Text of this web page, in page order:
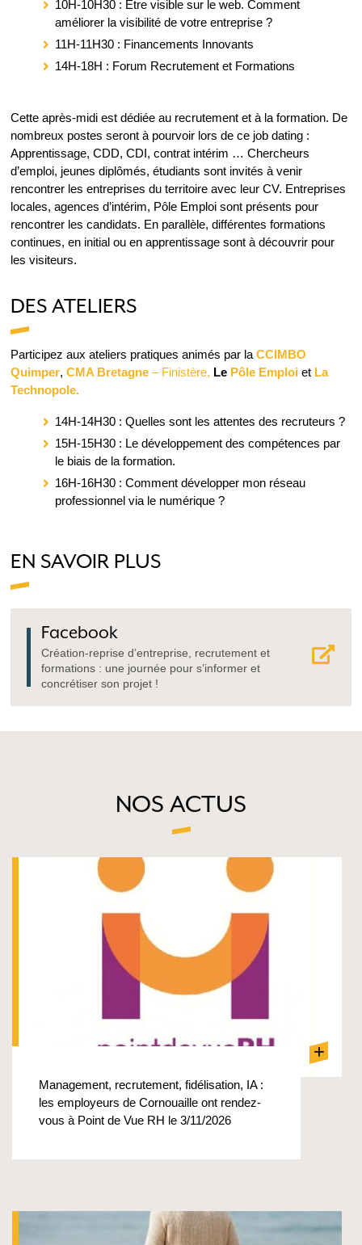
10H-10H30 : Être visible sur le web. Comment
améliorer la visibilité de votre entreprise ?
11H-11H30 : Financements Innovants
14H-18H : Forum Recrutement et Formations
Cette après-midi est dédiée au recrutement et à la formation. De
nombreux postes seront à pourvoir lors de ce job dating :
Apprentissage, CDD, CDI, contrat intérim … Chercheurs
d’emploi, jeunes diplômés, étudiants sont invités à venir
rencontrer les entreprises du territoire avec leur CV. Entreprises
locales, agences d’intérim, Pôle Emploi sont présents pour
rencontrer les candidats. En parallèle, différentes formations
continues, en initial ou en apprentissage sont à découvrir pour
les visiteurs.
DES ATELIERS
Participez aux ateliers pratiques animés par la CCIMBO
Quimper, CMA Bretagne– Finistère, Le Pôle Emploi et La
Technopole.
14H-14H30 : Quelles sont les attentes des recruteurs ?
15H-15H30 : Le développement des compétences par
le biais de la formation.
16H-16H30 : Comment développer mon réseau
professionnel via le numérique ?
EN SAVOIR PLUS
Facebook
Création-reprise d’entreprise, recrutement et
formations : une journée pour s’informer et
concrétiser son projet !
NOS ACTUS
+
Management, recrutement, fidélisation, IA :
les employeurs de Cornouaille ont rendez-
vous à Point de Vue RH le 3/11/2026